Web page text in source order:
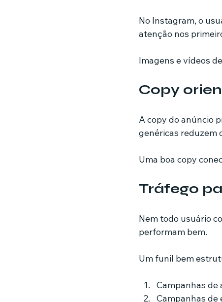
No Instagram, o
atenção nos
Imagens e vídeos
Copy
A copy do anúncio
genéricas reduzem
Uma boa copy
Tráfego
Nem todo usuário
performam bem.
Um funil bem
Campanhas de
Campanhas de